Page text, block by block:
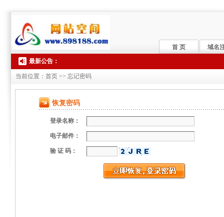
首 页
域名
最新公告：
当前位置：首页 >> 忘记密码
恢复密码
登录名称：
电子邮件：
验 证 码：